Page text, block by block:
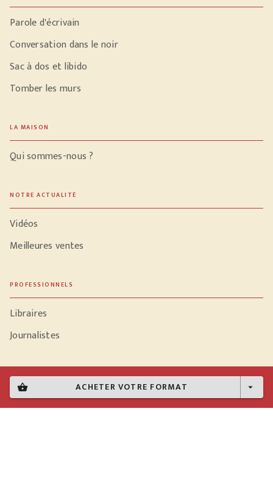
shopping_basket ACHETER VOTRE FORMAT arrow_drop_down
Parole d'écrivain
Conversation dans le noir
Sac à dos et libido
Tomber les murs
LA MAISON
Qui sommes-nous ?
NOTRE ACTUALITÉ
Vidéos
Meilleures ventes
PROFESSIONNELS
Libraires
Journalistes
Données personnelles